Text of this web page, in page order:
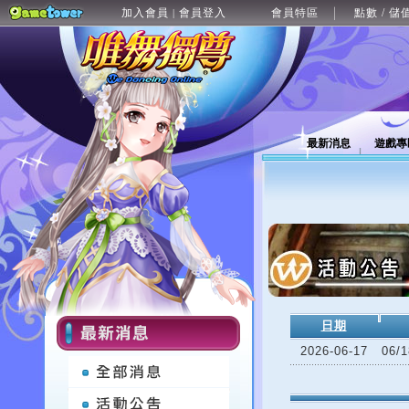
加入會員 | 會員登入 會員特區 點數 / 儲
最新消息 遊戲
日期
2026-06-17
06/